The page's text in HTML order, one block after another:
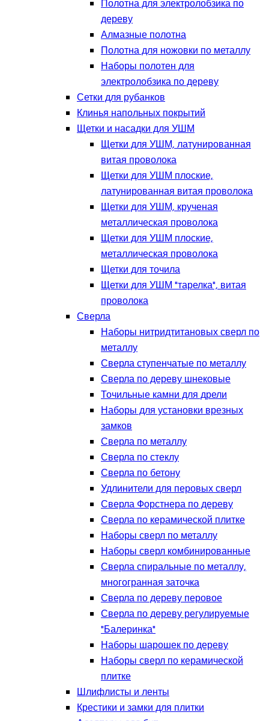
Полотна для электролобзика по
дереву
Алмазные полотна
Полотна для ножовки по металлу
Наборы полотен для
электролобзика по дереву
Сетки для рубанков
Клинья напольных покрытий
Щетки и насадки для УШМ
Щетки для УШМ, латунированная
витая проволока
Щетки для УШМ плоские,
латунированная витая проволока
Щетки для УШМ, крученая
металлическая проволока
Щетки для УШМ плоские,
металлическая проволока
Щетки для точила
Щетки для УШМ "тарелка", витая
проволока
Сверла
Наборы нитридтитановых сверл по
металлу
Сверла ступенчатые по металлу
Сверла по дереву шнековые
Точильные камни для дрели
Наборы для установки врезных
замков
Сверла по металлу
Сверла по стеклу
Сверла по бетону
Удлинители для перовых сверл
Сверла Форстнера по дереву
Сверла по керамической плитке
Наборы сверл по металлу
Наборы сверл комбинированные
Сверла спиральные по металлу,
многогранная заточка
Сверла по дереву перовое
Сверла по дереву регулируемые
"Балеринка"
Наборы шарошек по дереву
Наборы сверл по керамической
плитке
Шлифлисты и ленты
Крестики и замки для плитки